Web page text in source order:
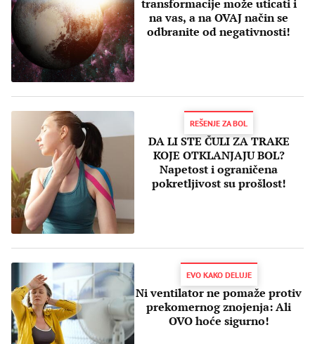
transformacije može uticati i
na vas, a na OVAJ način se
odbranite od negativnosti!
REŠENJE ZA BOL
DA LI STE ČULI ZA TRAKE
KOJE OTKLANJAJU BOL?
Napetost i ograničena
pokretljivost su prošlost!
EVO KAKO DELUJE
Ni ventilator ne pomaže protiv
prekomernog znojenja: Ali
OVO hoće sigurno!